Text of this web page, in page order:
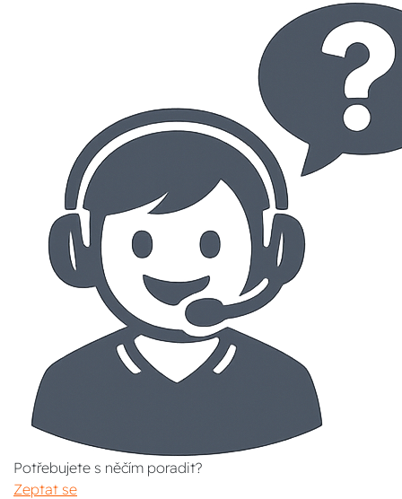
Potřebujete s něčím poradit?
Zeptat se